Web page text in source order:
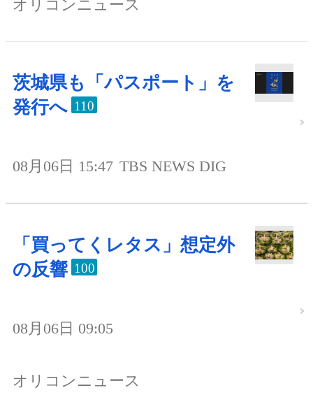
オリコンニュース
茨城県も「パスポート」を
発行へ 110
08月06日 15:47 TBS NEWS DIG
「買ってくレタス」想定外
の反響 100
08月06日 09:05
オリコンニュース